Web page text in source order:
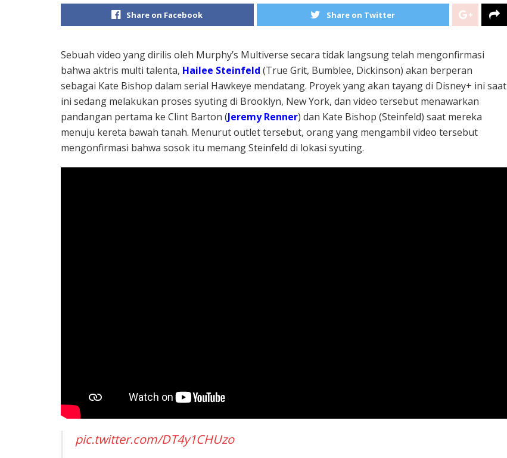
Share on Facebook Share on Twitter
Sebuah video yang dirilis oleh Murphy’s Multiverse secara tidak langsung telah mengonfirmasi
bahwa aktris multi talenta, Hailee Steinfeld (True Grit, Bumblee, Dickinson) akan berperan
sebagai Kate Bishop dalam serial Hawkeye mendatang. Proyek yang akan tayang di Disney+ ini saat
ini sedang melakukan proses syuting di Brooklyn, New York, dan video tersebut menawarkan
pandangan pertama ke Clint Barton (Jeremy Renner) dan Kate Bishop (Steinfeld) saat mereka
menuju kereta bawah tanah. Menurut outlet tersebut, orang yang mengambil video tersebut
mengonfirmasi bahwa sosok itu memang Steinfeld di lokasi syuting.
pic.twitter.com/DT4y1CHUzo